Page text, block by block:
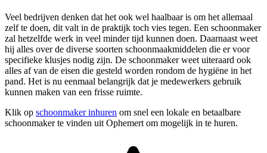
Veel bedrijven denken dat het ook wel haalbaar is om het allemaal
zelf te doen, dit valt in de praktijk toch vies tegen. Een schoonmaker
zal hetzelfde werk in veel minder tijd kunnen doen. Daarnaast weet
hij alles over de diverse soorten schoonmaakmiddelen die er voor
specifieke klusjes nodig zijn. De schoonmaker weet uiteraard ook
alles af van de eisen die gesteld worden rondom de hygiëne in het
pand. Het is nu eenmaal belangrijk dat je medewerkers gebruik
kunnen maken van een frisse ruimte.
Klik op schoonmaker inhuren om snel een lokale en betaalbare
schoonmaker te vinden uit Ophemert om mogelijk in te huren.